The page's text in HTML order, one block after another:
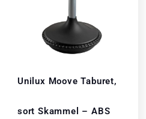
Unilux Moove Taburet,
sort Skammel – ABS